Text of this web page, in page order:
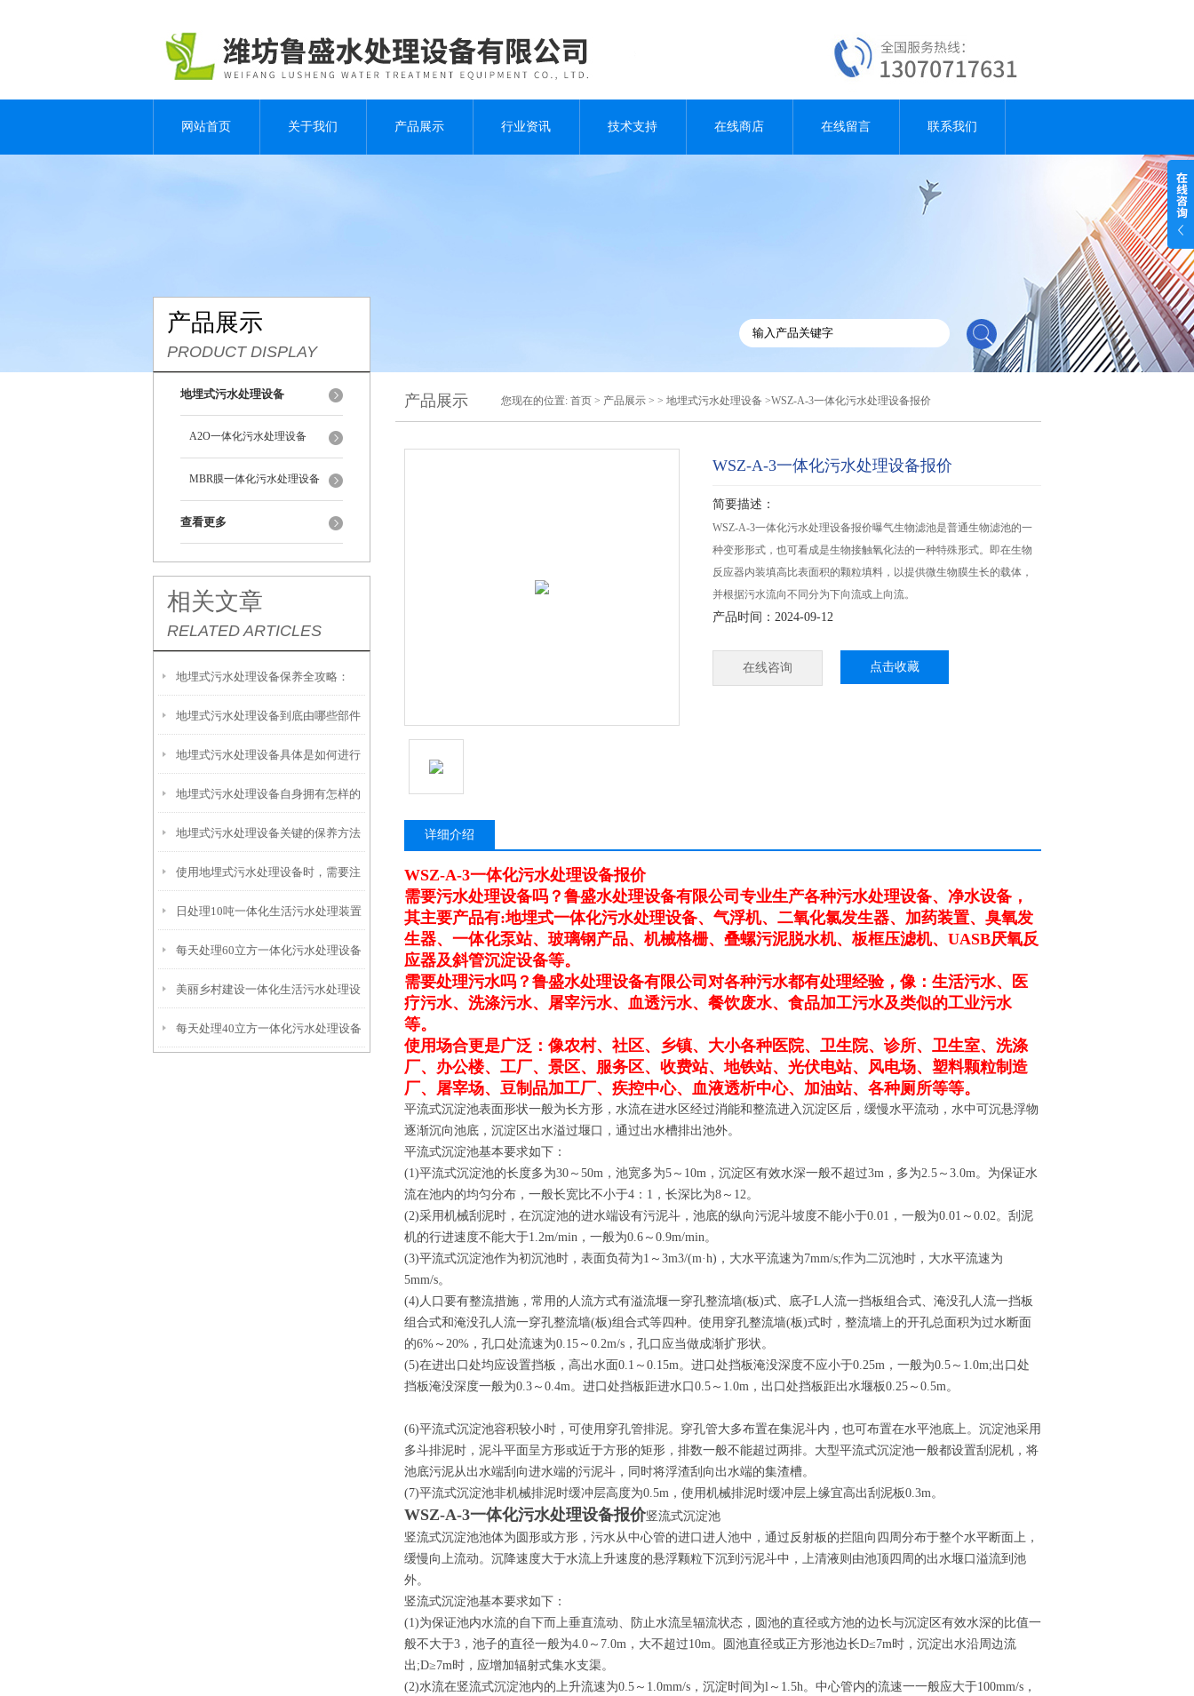
网站首页 关于我们 产品展示 行业资讯 技术支持 在线商店 在线留言 联系我们
产品展示
PRODUCT DISPLAY
地埋式污水处理设备
A2O一体化污水处理设备
MBR膜一体化污水处理设备
查看更多
相关文章
RELATED ARTICLES
地埋式污水处理设备保养全攻略：
让“地下卫士”持续高效运转
地埋式污水处理设备到底由哪些部件
撑起？核心结构一文拆解
地埋式污水处理设备具体是如何进行
安装的呢？
地埋式污水处理设备自身拥有怎样的
特点呢？
地埋式污水处理设备关键的保养方法
使用地埋式污水处理设备时，需要注
意以下事项
日处理10吨一体化生活污水处理装置
每天处理60立方一体化污水处理设备
美丽乡村建设一体化生活污水处理设
备
每天处理40立方一体化污水处理设备
产品展示 您现在的位置: 首页 > 产品展示 > > 地埋式污水处理设备 >WSZ-A-3一体化污水处理设备报价
WSZ-A-3一体化污水处理设备报价
简要描述：
WSZ-A-3一体化污水处理设备报价曝气生物滤池是普通生物滤池的一
种变形形式，也可看成是生物接触氧化法的一种特殊形式。即在生物
反应器内装填高比表面积的颗粒填料，以提供微生物膜生长的载体，
并根据污水流向不同分为下向流或上向流。
产品时间：2024-09-12
在线咨询 点击收藏
详细介绍
WSZ-A-3一体化污水处理设备报价
需要污水处理设备吗？鲁盛水处理设备有限公司专业生产各种污水处理设备、净水设备，
其主要产品有:地埋式一体化污水处理设备、气浮机、二氧化氯发生器、加药装置、臭氧发
生器、一体化泵站、玻璃钢产品、机械格栅、叠螺污泥脱水机、板框压滤机、UASB厌氧反
应器及斜管沉淀设备等。
需要处理污水吗？鲁盛水处理设备有限公司对各种污水都有处理经验，像：生活污水、医
疗污水、洗涤污水、屠宰污水、血透污水、餐饮废水、食品加工污水及类似的工业污水
等。
使用场合更是广泛：像农村、社区、乡镇、大小各种医院、卫生院、诊所、卫生室、洗涤
厂、办公楼、工厂、景区、服务区、收费站、地铁站、光伏电站、风电场、塑料颗粒制造
厂、屠宰场、豆制品加工厂、疾控中心、血液透析中心、加油站、各种厕所等等。
平流式沉淀池表面形状一般为长方形，水流在进水区经过消能和整流进入沉淀区后，缓慢水平流动，水中可沉悬浮物
逐渐沉向池底，沉淀区出水溢过堰口，通过出水槽排出池外。
平流式沉淀池基本要求如下：
(1)平流式沉淀池的长度多为30～50m，池宽多为5～10m，沉淀区有效水深一般不超过3m，多为2.5～3.0m。为保证水
流在池内的均匀分布，一般长宽比不小于4：1，长深比为8～12。
(2)采用机械刮泥时，在沉淀池的进水端设有污泥斗，池底的纵向污泥斗坡度不能小于0.01，一般为0.01～0.02。刮泥
机的行进速度不能大于1.2m/min，一般为0.6～0.9m/min。
(3)平流式沉淀池作为初沉池时，表面负荷为1～3m3/(m·h)，大水平流速为7mm/s;作为二沉池时，大水平流速为
5mm/s。
(4)人口要有整流措施，常用的人流方式有溢流堰一穿孔整流墙(板)式、底孑L人流一挡板组合式、淹没孔人流一挡板
组合式和淹没孔人流一穿孔整流墙(板)组合式等四种。使用穿孔整流墙(板)式时，整流墙上的开孔总面积为过水断面
的6%～20%，孔口处流速为0.15～0.2m/s，孔口应当做成渐扩形状。
(5)在进出口处均应设置挡板，高出水面0.1～0.15m。进口处挡板淹没深度不应小于0.25m，一般为0.5～1.0m;出口处
挡板淹没深度一般为0.3～0.4m。进口处挡板距进水口0.5～1.0m，出口处挡板距出水堰板0.25～0.5m。
(6)平流式沉淀池容积较小时，可使用穿孔管排泥。穿孔管大多布置在集泥斗内，也可布置在水平池底上。沉淀池采用
多斗排泥时，泥斗平面呈方形或近于方形的矩形，排数一般不能超过两排。大型平流式沉淀池一般都设置刮泥机，将
池底污泥从出水端刮向进水端的污泥斗，同时将浮渣刮向出水端的集渣槽。
(7)平流式沉淀池非机械排泥时缓冲层高度为0.5m，使用机械排泥时缓冲层上缘宜高出刮泥板0.3m。
WSZ-A-3一体化污水处理设备报价竖流式沉淀池
竖流式沉淀池池体为圆形或方形，污水从中心管的进口进人池中，通过反射板的拦阻向四周分布于整个水平断面上，
缓慢向上流动。沉降速度大于水流上升速度的悬浮颗粒下沉到污泥斗中，上清液则由池顶四周的出水堰口溢流到池
外。
竖流式沉淀池基本要求如下：
(1)为保证池内水流的自下而上垂直流动、防止水流呈辐流状态，圆池的直径或方池的边长与沉淀区有效水深的比值一
般不大于3，池子的直径一般为4.0～7.0m，大不超过10m。圆池直径或正方形池边长D≤7m时，沉淀出水沿周边流
出;D≥7m时，应增加辐射式集水支渠。
(2)水流在竖流式沉淀池内的上升流速为0.5～1.0mm/s，沉淀时间为l～1.5h。中心管内的流速一一般应大于100mm/s，